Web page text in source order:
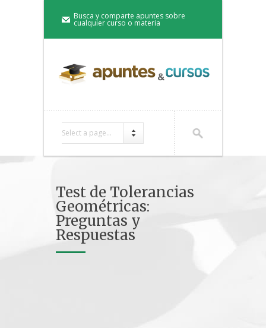
Busca y comparte apuntes sobre
cualquier curso o materia
Select a page...
Test de Tolerancias
Geométricas:
Preguntas y
Respuestas